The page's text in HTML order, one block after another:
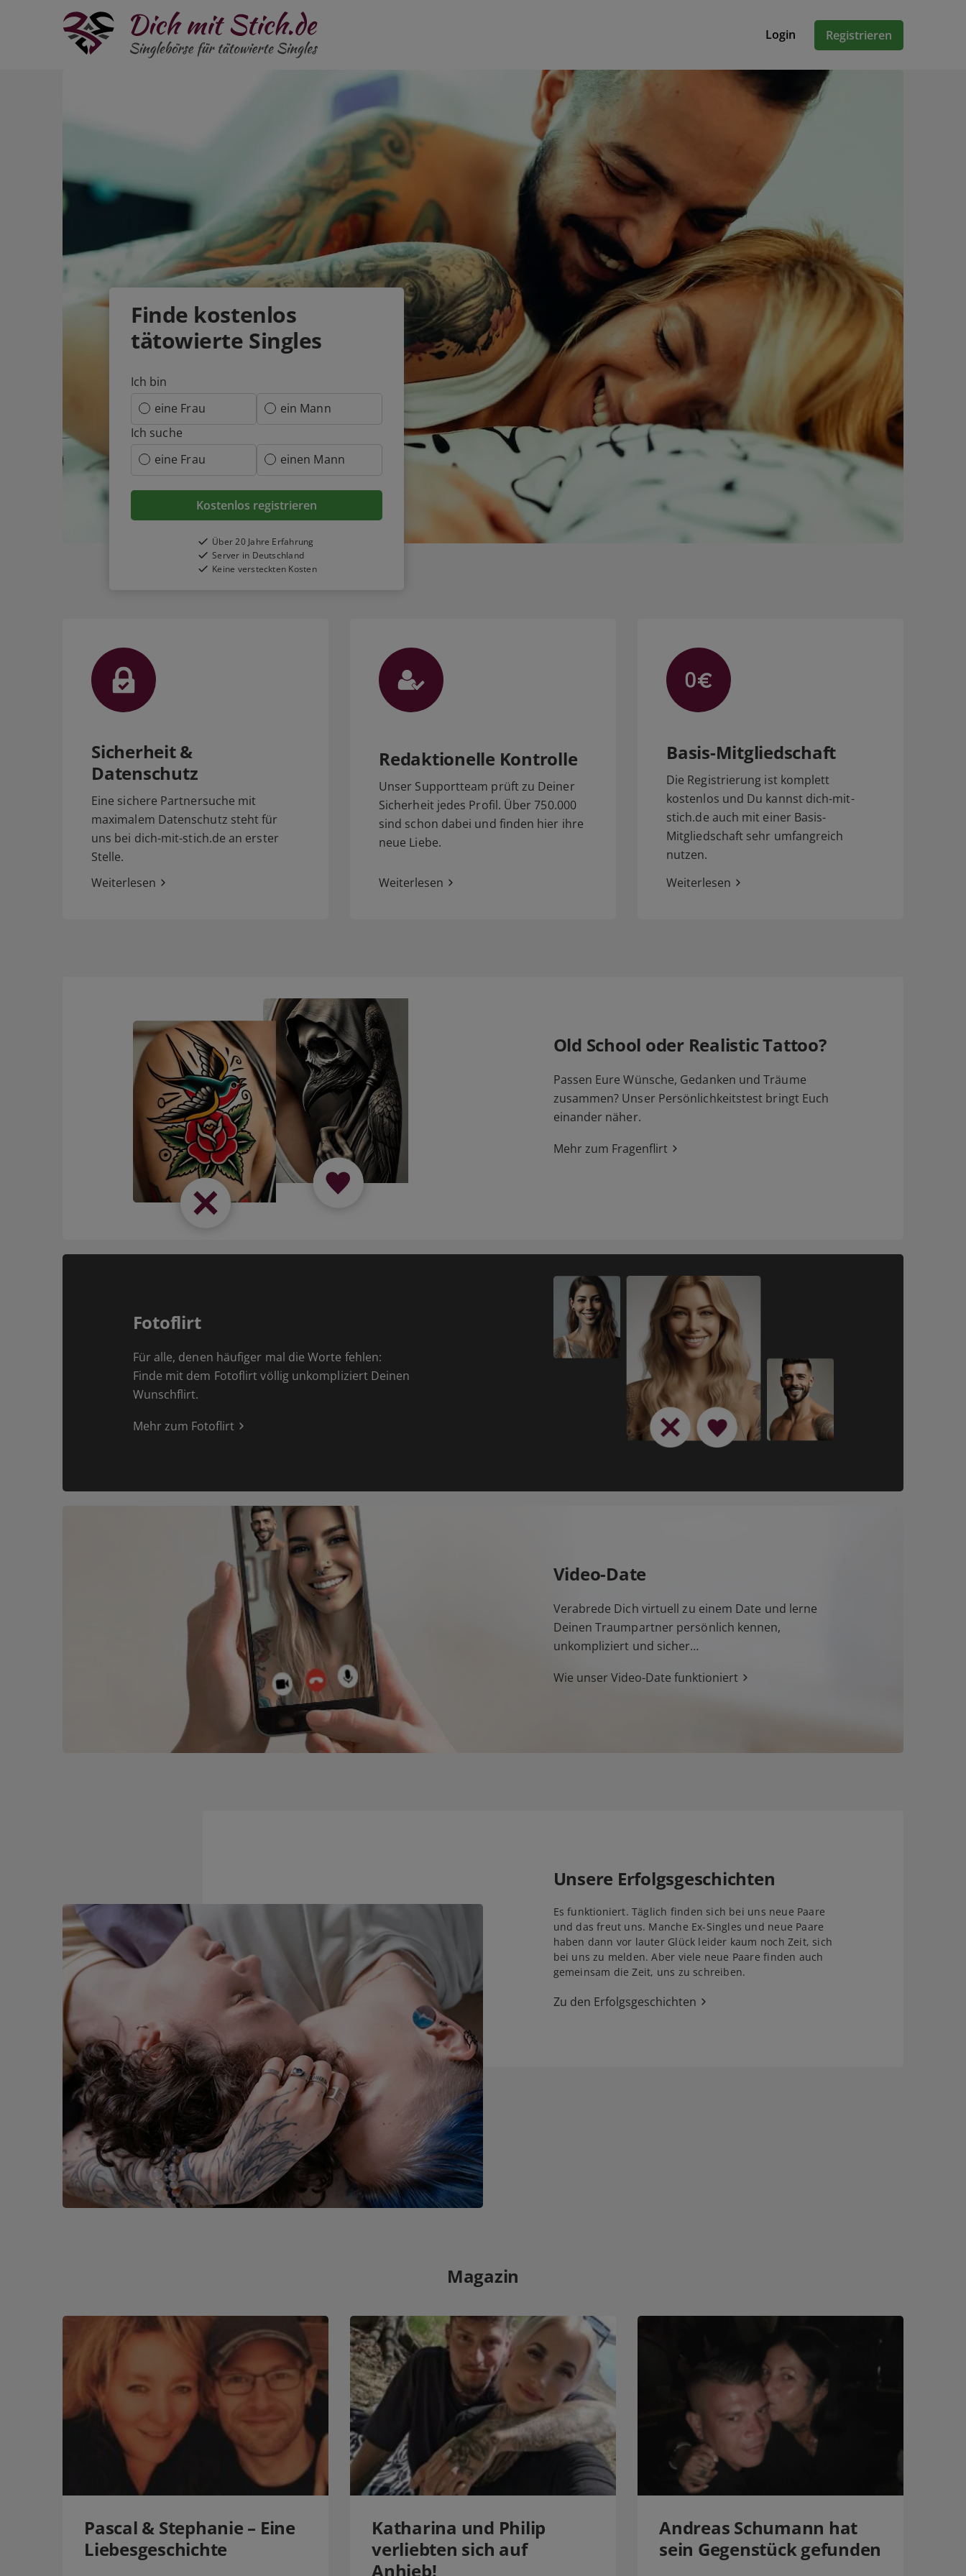
Login Registrieren
Finde kostenlos
tätowierte Singles
Ich bin
eine Frau
ein Mann
Ich suche
eine Frau
einen Mann
Kostenlos registrieren
Über 20 Jahre Erfahrung
Server in Deutschland
Keine versteckten Kosten
Sicherheit &
Datenschutz
Eine sichere Partnersuche mit
maximalem Datenschutz steht für
uns bei dich-mit-stich.de an erster
Stelle.
Weiterlesen
Redaktionelle Kontrolle
Unser Supportteam prüft zu Deiner
Sicherheit jedes Profil. Über 750.000
sind schon dabei und finden hier ihre
neue Liebe.
Weiterlesen
Basis-Mitgliedschaft
Die Registrierung ist komplett
kostenlos und Du kannst dich-mit-
stich.de auch mit einer Basis-
Mitgliedschaft sehr umfangreich
nutzen.
Weiterlesen
Old School oder Realistic Tattoo?
Passen Eure Wünsche, Gedanken und Träume
zusammen? Unser Persönlichkeitstest bringt Euch
einander näher.
Mehr zum Fragenflirt
Fotoflirt
Für alle, denen häufiger mal die Worte fehlen:
Finde mit dem Fotoflirt völlig unkompliziert Deinen
Wunschflirt.
Mehr zum Fotoflirt
Video-Date
Verabrede Dich virtuell zu einem Date und lerne
Deinen Traumpartner persönlich kennen,
unkompliziert und sicher…
Wie unser Video-Date funktioniert
Unsere Erfolgsgeschichten
Es funktioniert. Täglich finden sich bei uns neue Paare
und das freut uns. Manche Ex-Singles und neue Paare
haben dann vor lauter Glück leider kaum noch Zeit, sich
bei uns zu melden. Aber viele neue Paare finden auch
gemeinsam die Zeit, uns zu schreiben.
Zu den Erfolgsgeschichten
Magazin
Pascal & Stephanie – Eine
Liebesgeschichte
Katharina und Philip
verliebten sich auf
Anhieb!
Andreas Schumann hat
sein Gegenstück gefunden